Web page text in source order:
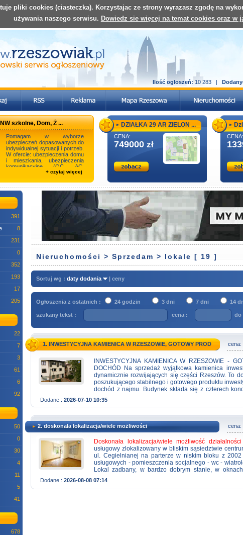
Ilość ogłoszeń: 10 283 |
szkolne, Dom, Ż ...
Pomagam w wyborze
ubezpieczeń dopasowanych do
indywidualnej sytuacji i potrzeb.
W ofercie: ubezpieczenia domu
i mieszkania, ubezpieczenia
komunikacyjne (OC, AC,
Assistance, NNW), ...+ czytaj więcej
DZIAŁKA 29 AR ZIELON ...
CENA:
749000 zł
CENA:
391
8
231
0
352
193
17
205
22
7
3
61
6
92
50
0
30
4
11
5
41
678
Nieruchomości > Sprzedam > lokale [ 19 ]
Sortuj wg : daty dodania | ceny
Ogłoszenia z ostatnich : 24 godzin 3 dni 7 dni 14
szukany tekst : cena : do
1. INWESTYCYJNA KAMIENICA W RZESZOWIE, GOTOWY PROD cena:
INWESTYCYJNA KAMIENICA W RZESZOWIE -
DOCHÓD Na sprzedaż wyjątkowa kamienica
dynamicznie rozwijających się części Rzeszów. To
poszukującego stabilnego i gotowego produktu
dochód z najmu. Budynek składa się z czterech
myślą o funkcjonalnym wynajmie powierzchni
niezależną klatkę schodową oraz aż trzy niezależne
Powierzchnia zabudowy budynku wynosi 130 mÂ˛,
mÂ˛. Najważniejsze atuty inwestycji: całość
przez stałych i sprawdzonych najemców,
produkt inwestycyjny generujący dochód, bardzo
zainteresowanie najmem, duże natężenie ruchu
budynku, gęsta zabudowa mieszkaniowa i duża
sąsiedztwie, cztery funkcjonalne
podświetleniem na fotokomórkę, łazienka na
klimatyzacja, ogrzewanie gazowe realizowane
gazowego BUDERUS, dwa przynależne
ogólnodostępne miejsca parkingowe wzdłuż
Dodane : 2026-07-10 10:35
2. doskonała lokalizacja/wiele możliwości cena:
Doskonała lokalizacja/wiele możliwość działalności
usługowy zlokalizowany w bliskim sąsiedztwie
ul. Cegielnianej na parterze w niskim bloku z
usługowych - pomieszczenia socjalnego - wc -
Lokal zadbany, w bardzo dobrym stanie, w
podłodze płytki, czynsz do administracji 620 zł/
200 zł/mies za ogrzewanie miejskie, wolny od
baneru reklamowego jak i możliwości
Dodane : 2026-08-08 07:14
pliki cookies (ciasteczka). Korzystajac ze strony wyrazasz zgodę na
używania naszego serwisu. Dowiedz sie więcej na temat cookies oraz w